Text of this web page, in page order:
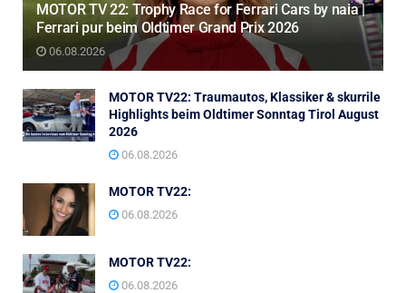
MOTOR TV 22: Trophy Race for Ferrari Cars by naia |
Ferrari pur beim Oldtimer Grand Prix 2026
06.08.2026
MOTOR TV22: Traumautos, Klassiker & skurrile
Highlights beim Oldtimer Sonntag Tirol August
2026
06.08.2026
MOTOR TV22:
06.08.2026
MOTOR TV22:
06.08.2026